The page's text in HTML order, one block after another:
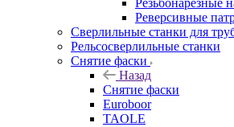
Резьбонарезные
Реверсивные
Сверлильные станки для
Рельсосверлильные станки
Снятие фаски
Назад
Снятие фаски
Euroboor
TAOLE